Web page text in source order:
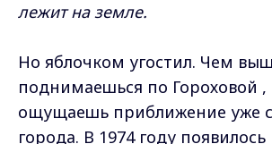
лежит на земле.
Но яблочком угостил. Чем
поднимаешься по Гороховой
ощущаешь приближение уже
города. В 1974 году появилось